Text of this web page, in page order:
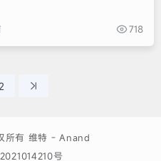
718
2
有 维特 -Anand
号